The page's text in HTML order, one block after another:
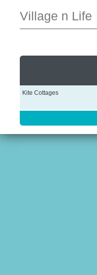
Village n Life
Kite Cottages